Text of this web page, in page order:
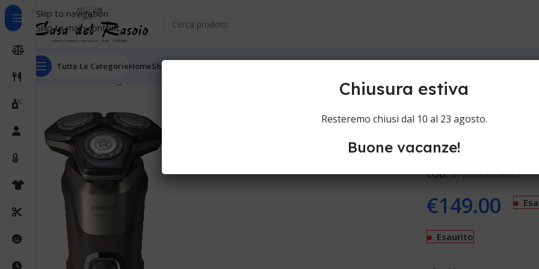
Skip to navigation
Skip to main content
Tutte Le CategorieHomeShop
Home
Philips 5000
Rasoi elettrici Philips 5000
COD:8720689008082
€149.00
Esaurito
Chiusura estiva
Resteremo chiusi dal 10 al 23 agosto.
Buone vacanze!